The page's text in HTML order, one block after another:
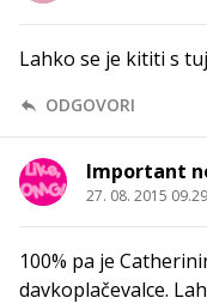
Lahko se je kititi s
ODGOVORI
Important
27. 08. 2015 09.29
100% pa je
davkoplačevalce.